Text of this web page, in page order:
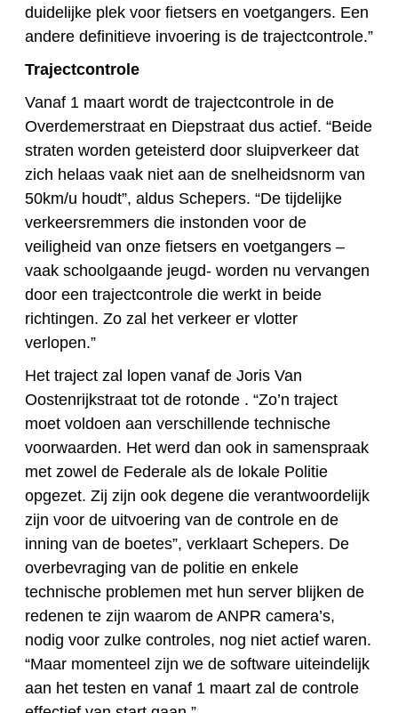
duidelijke plek voor fietsers en voetgangers. Een
andere definitieve invoering is de trajectcontrole.”
Trajectcontrole
Vanaf 1 maart wordt de trajectcontrole in de
Overdemerstraat en Diepstraat dus actief. “Beide
straten worden geteisterd door sluipverkeer dat
zich helaas vaak niet aan de snelheidsnorm van
50km/u houdt”, aldus Schepers. “De tijdelijke
verkeersremmers die instonden voor de
veiligheid van onze fietsers en voetgangers –
vaak schoolgaande jeugd- worden nu vervangen
door een trajectcontrole die werkt in beide
richtingen. Zo zal het verkeer er vlotter
verlopen.”
Het traject zal lopen vanaf de Joris Van
Oostenrijkstraat tot de rotonde . “Zo’n traject
moet voldoen aan verschillende technische
voorwaarden. Het werd dan ook in samenspraak
met zowel de Federale als de lokale Politie
opgezet. Zij zijn ook degene die verantwoordelijk
zijn voor de uitvoering van de controle en de
inning van de boetes”, verklaart Schepers. De
overbevraging van de politie en enkele
technische problemen met hun server blijken de
redenen te zijn waarom de ANPR camera’s,
nodig voor zulke controles, nog niet actief waren.
“Maar momenteel zijn we de software uiteindelijk
aan het testen en vanaf 1 maart zal de controle